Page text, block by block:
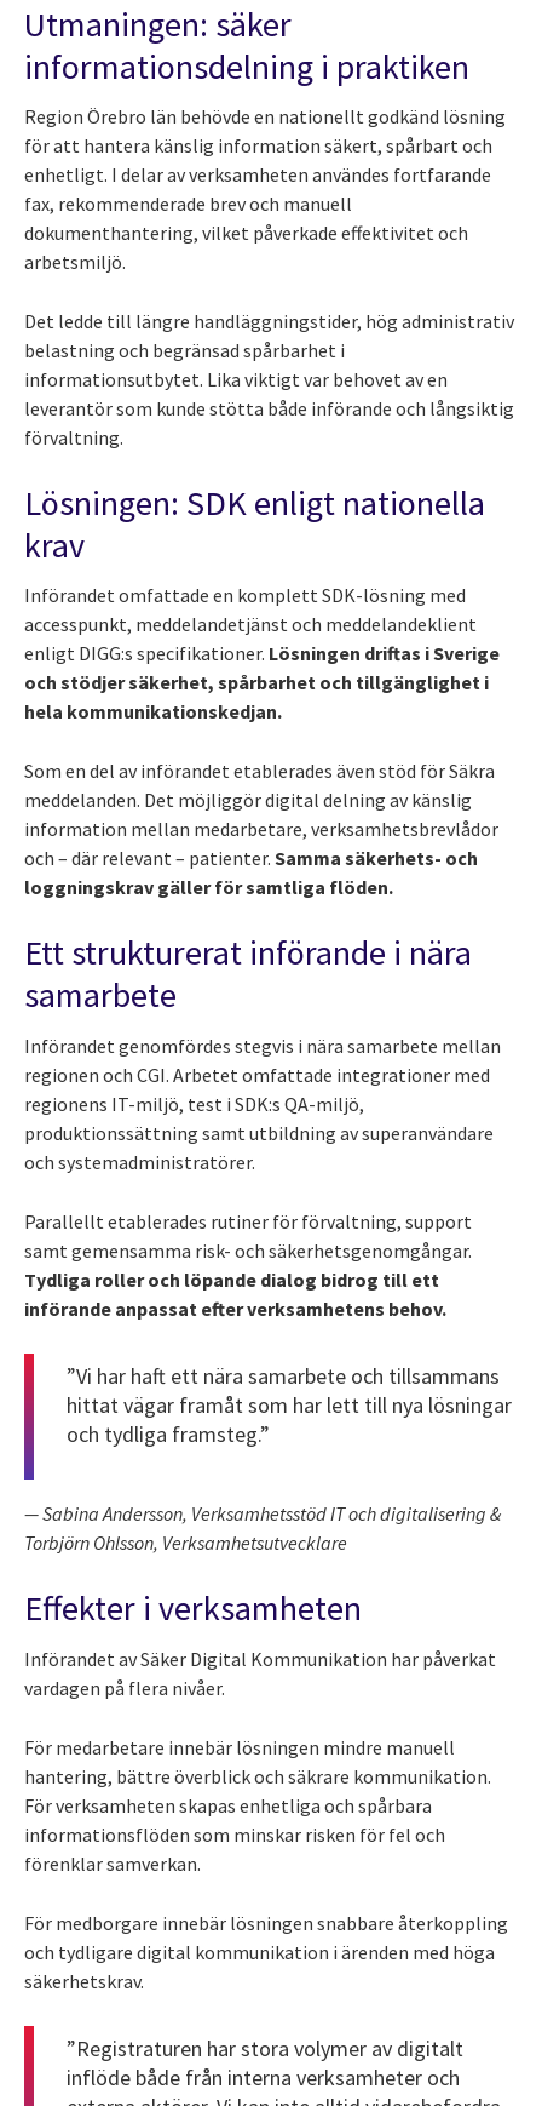
Utmaningen: säker
informationsdelning i praktiken
Region Örebro län behövde en nationellt godkänd lösning
för att hantera känslig information säkert, spårbart och
enhetligt. I delar av verksamheten användes fortfarande
fax, rekommenderade brev och manuell
dokumenthantering, vilket påverkade effektivitet och
arbetsmiljö.
Det ledde till längre handläggningstider, hög administrativ
belastning och begränsad spårbarhet i
informationsutbytet. Lika viktigt var behovet av en
leverantör som kunde stötta både införande och långsiktig
förvaltning.
Lösningen: SDK enligt nationella
krav
Införandet omfattade en komplett SDK-lösning med
accesspunkt, meddelandetjänst och meddelandeklient
enligt DIGG:s specifikationer. Lösningen driftas i Sverige
och stödjer säkerhet, spårbarhet och tillgänglighet i
hela kommunikationskedjan.
Som en del av införandet etablerades även stöd för Säkra
meddelanden. Det möjliggör digital delning av känslig
information mellan medarbetare, verksamhetsbrevlådor
och – där relevant – patienter. Samma säkerhets- och
loggningskrav gäller för samtliga flöden.
Ett strukturerat införande i nära
samarbete
Införandet genomfördes stegvis i nära samarbete mellan
regionen och CGI. Arbetet omfattade integrationer med
regionens IT-miljö, test i SDK:s QA-miljö,
produktionssättning samt utbildning av superanvändare
och systemadministratörer.
Parallellt etablerades rutiner för förvaltning, support
samt gemensamma risk- och säkerhetsgenomgångar.
Tydliga roller och löpande dialog bidrog till ett
införande anpassat efter verksamhetens behov.
”Vi har haft ett nära samarbete och tillsammans
hittat vägar framåt som har lett till nya lösningar
och tydliga framsteg.”
— Sabina Andersson, Verksamhetsstöd IT och digitalisering &
Torbjörn Ohlsson, Verksamhetsutvecklare
Effekter i verksamheten
Införandet av Säker Digital Kommunikation har påverkat
vardagen på flera nivåer.
För medarbetare innebär lösningen mindre manuell
hantering, bättre överblick och säkrare kommunikation.
För verksamheten skapas enhetliga och spårbara
informationsflöden som minskar risken för fel och
förenklar samverkan.
För medborgare innebär lösningen snabbare återkoppling
och tydligare digital kommunikation i ärenden med höga
säkerhetskrav.
”Registraturen har stora volymer av digitalt
inflöde både från interna verksamheter och